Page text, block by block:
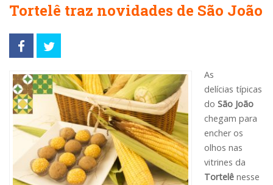
Tortelê traz novidades de São João
As
delícias típicas
do São João
chegam para
encher os
olhos nas
vitrines da
Tortelê nesse